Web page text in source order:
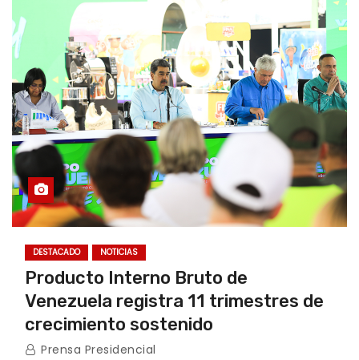
DESTACADO NOTICIAS
Producto Interno Bruto de
Venezuela registra 11 trimestres de
crecimiento sostenido
Prensa Presidencial